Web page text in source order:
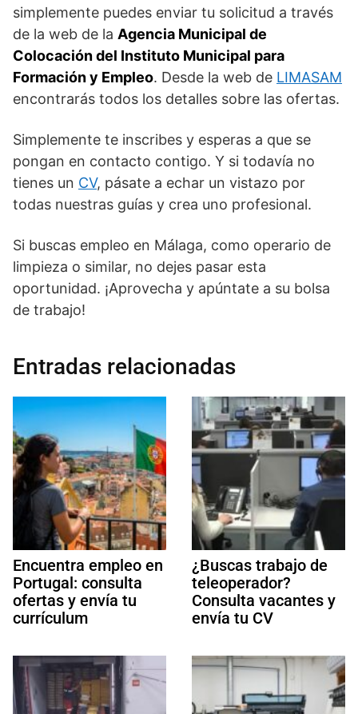
simplemente puedes enviar tu solicitud a través
de la web de la Agencia Municipal de
Colocación del Instituto Municipal para
Formación y Empleo. Desde la web de LIMASAM
encontrarás todos los detalles sobre las ofertas.
Simplemente te inscribes y esperas a que se
pongan en contacto contigo. Y si todavía no
tienes un CV, pásate a echar un vistazo por
todas nuestras guías y crea uno profesional.
Si buscas empleo en Málaga, como operario de
limpieza o similar, no dejes pasar esta
oportunidad. ¡Aprovecha y apúntate a su bolsa
de trabajo!
Entradas relacionadas
Encuentra empleo en
Portugal: consulta
ofertas y envía tu
currículum
¿Buscas trabajo de
teleoperador?
Consulta vacantes y
envía tu CV